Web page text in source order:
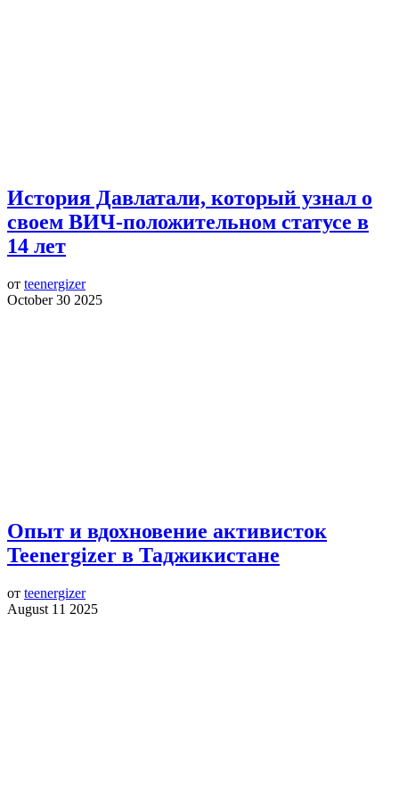
История Давлатали, который узнал о
своем ВИЧ-положительном статусе в
14 лет
от teenergizer
October 30 2025
Опыт и вдохновение активисток
Teenergizer в Таджикистане
от teenergizer
August 11 2025